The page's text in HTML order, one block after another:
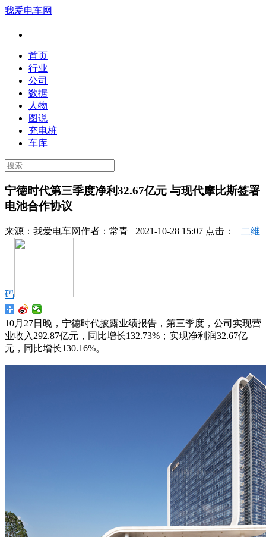
我爱电车网
首页
行业
公司
数据
人物
图说
充电桩
车库
宁德时代第三季度净利32.67亿元 与现代摩比斯签署
电池合作协议
来源： 我爱电车网作者： 常青 2021-10-28 15:07 点击： 二维
码
10月27日晚，宁德时代披露业绩报告，第三季度，公司实现营
业收入292.87亿元，同比增长132.73%；实现净利润32.67亿
元，同比增长130.16%。